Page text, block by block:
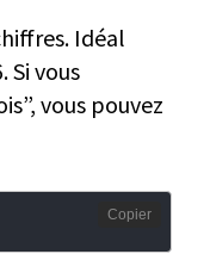
Idéal
Si vous
vous pouvez
Copier